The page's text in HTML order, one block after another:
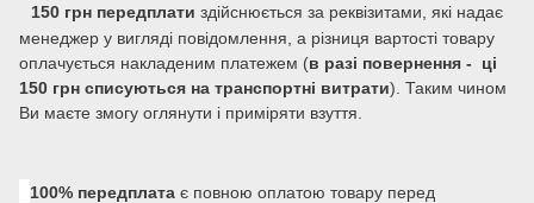
150 грн передплати здійснюється за реквізитами, які надає
менеджер у вигляді повідомлення, а різниця вартості товару
оплачується накладеним платежем (в разі повернення - ці
150 грн списуються на транспортні витрати). Таким чином
Ви маєте змогу оглянути і приміряти взуття.
100% передплата є повною оплатою товару перед